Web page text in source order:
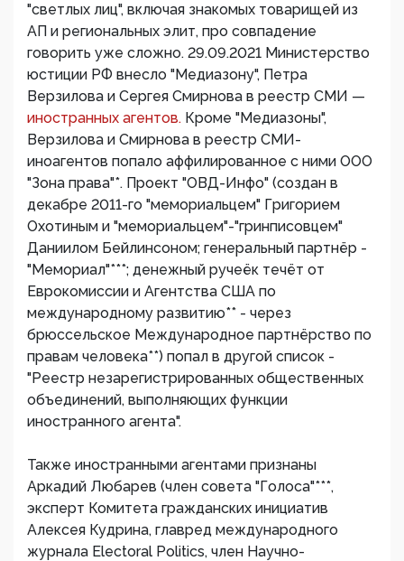
"светлых лиц", включая знакомых товарищей из
АП и региональных элит, про совпадение
говорить уже сложно. 29.09.2021 Министерство
юстиции РФ внесло "Медиазону", Петра
Верзилова и Сергея Смирнова в реестр СМИ —
иностранных агентов. Кроме "Медиазоны",
Верзилова и Смирнова в реестр СМИ-
иноагентов попало аффилированное с ними ООО
"Зона права"*. Проект "ОВД-Инфо" (создан в
декабре 2011-го "мемориальцем" Григорием
Охотиным и "мемориальцем"-"гринписовцем"
Даниилом Бейлинсоном; генеральный партнёр -
"Мемориал"***; денежный ручеёк течёт от
Еврокомиссии и Агентства США по
международному развитию** - через
брюссельское Международное партнёрство по
правам человека**) попал в другой список -
"Реестр незарегистрированных общественных
объединений, выполняющих функции
иностранного агента".
Также иностранными агентами признаны
Аркадий Любарев (член совета "Голоса"***,
эксперт Комитета гражданских инициатив
Алексея Кудрина, главред международного
журнала Electoral Politics, член Научно-